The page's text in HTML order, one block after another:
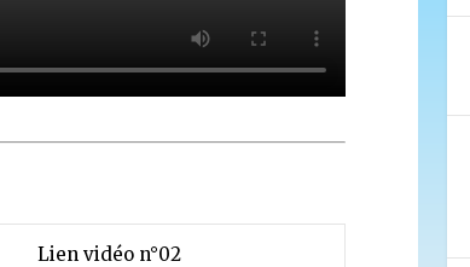
Lien vidéo n°02